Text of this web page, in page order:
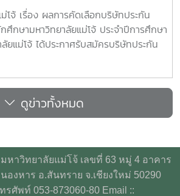
โจ้ เรื่อง ผลการคัดเลือกบริษัทประกัน
กษามหาวิทยาลัยแม่โจ้ ประจำปีการศึกษา
ยแม่โจ้ ได้ประกาศรับสมัครบริษัทประกัน
ำปีการศึกษา 2569 นั้น มหาวิทยาลัยฯ ได้
ษัท เออร์โกประกันภัย (ประเทศไทย)
ดทำประกันอุบัติเหตุกลุ่มสำหรับนักศึกษา
จำปีการศึกษา 2569 ประกาศ ณ วันที่
ดูข่าวทั้งหมด
าวิทยาลัยแม่โจ้ เลขที่ 63 หมู่ 4 อาคาร
องหาร อ.สันทราย จ.เชียงใหม่ 50290
รศัพท์ 053-873060-80 Email ::